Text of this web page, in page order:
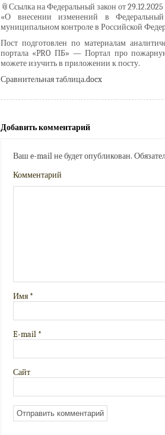
📎Ссылка на Федеральный закон от
«О внесении изменений в
муниципальном контроле в Российской
Пост подготовлен по материалам
портала «PRO ПБ» — Портал про
можете изучить в приложении к посту.
Сравнительная таблица.docx
Добавить комментарий
Ваш e-mail не будет опубликован.
Комментарий
Имя *
E-mail *
Сайт